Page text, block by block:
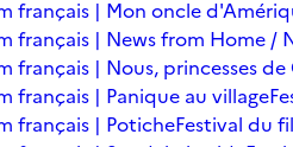
français | Mon oncle
français | News from Home /
français | Nous, princesses de
français | Panique au village
français | PoticheFestival du